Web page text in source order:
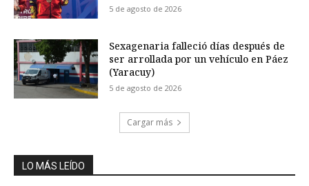
5 de agosto de 2026
Sexagenaria falleció días después de
ser arrollada por un vehículo en Páez
(Yaracuy)
5 de agosto de 2026
Cargar más
LO MÁS LEÍDO